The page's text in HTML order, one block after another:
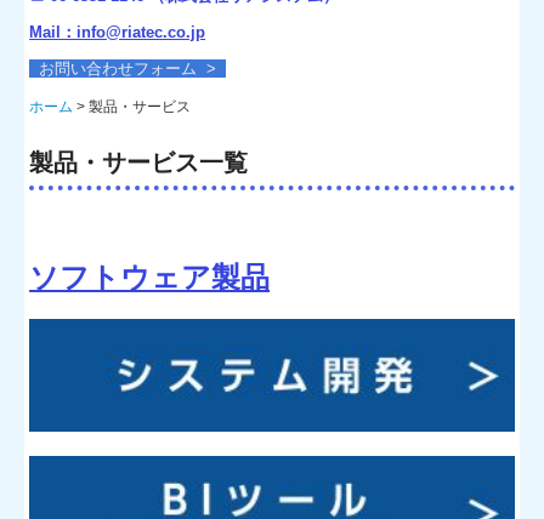
連携ソフト等
会社案内
採用情報
営業職
サービス職
そのまんまSHOP
訪問デモのご依頼
Mail：info@riatec.co.jp
お問い合わせフォーム >
ホーム 製品・サービス
製品・サービス一覧
ソフトウェア製品